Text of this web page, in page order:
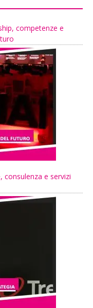
competenze e
consulenza e servizi